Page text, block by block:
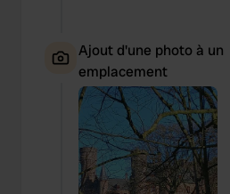
Ajout d'une photo à un
emplacement